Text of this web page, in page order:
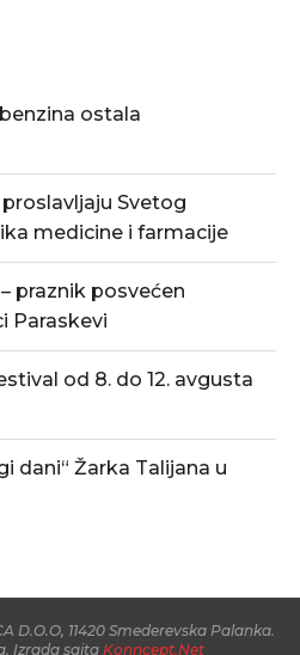
ostala
Svetog
medicine i farmacije
praznik posvećen
Paraskevi
od 8. do 12. avgusta
dani“ Žarka Talijana u
D.O.O, 11420 Smederevska Palanka.
Izrada sajta Konncept.Net